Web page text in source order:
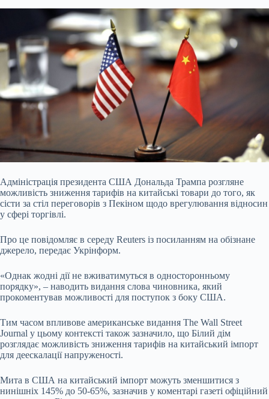
Адміністрація президента США Дональда Трампа розгляне
можливість зниження тарифів на китайські товари до того, як
сісти за стіл переговорів з Пекіном щодо врегулювання відносин
у сфері торгівлі.
Про це повідомляє в середу Reuters із посиланням на обізнане
джерело, передає Укрінформ.
«Однак жодні дії не вживатимуться в односторонньому
порядку», – наводить видання слова чиновника, який
прокоментував можливості для поступок з боку США.
Тим часом впливове американське видання The Wall Street
Journal у цьому контексті також зазначило, що Білий дім
розглядає можливість зниження тарифів на китайський імпорт
для деескалації напруженості.
Мита в США на китайський імпорт можуть зменшитися з
нинішніх 145% до 50-65%, зазначив у коментарі газеті офіційний